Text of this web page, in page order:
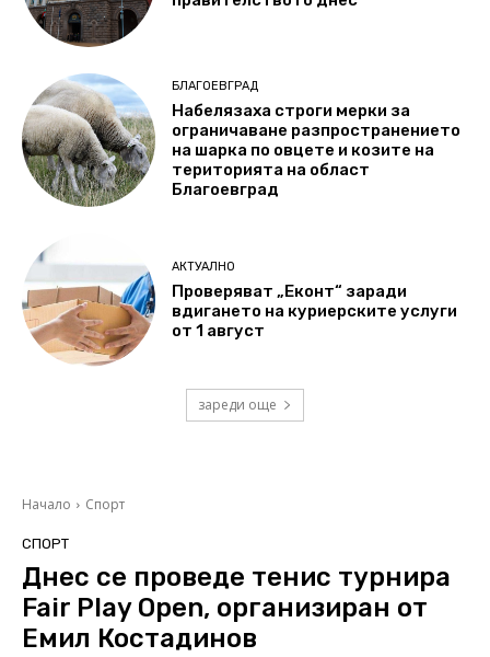
БЛАГОЕВГРАД
Набелязаха строги мерки за
ограничаване разпространението
на шарка по овцете и козите на
територията на област
Благоевград
АКТУАЛНО
Проверяват „Еконт“ заради
вдигането на куриерските услуги
от 1 август
зареди още